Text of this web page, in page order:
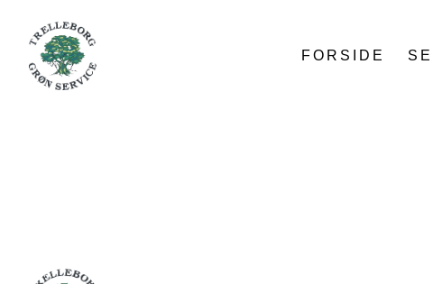
FORSIDE